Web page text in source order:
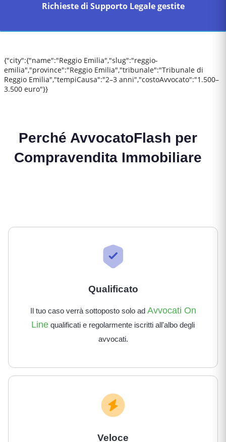
Richieste di Supporto Legale gestite
{"city":{"name":"Reggio Emilia","slug":"reggio-
emilia","province":"Reggio Emilia","tribunale":"Tribunale di
Reggio Emilia","tempiCausa":"2–3 anni","costoAvvocato":"1.500–
3.500 euro"}}
Perché AvvocatoFlash per
Compravendita Immobiliare
Qualificato
Il tuo caso verrà sottoposto solo ad Avvocati On
Line qualificati e regolarmente iscritti all'albo degli
avvocati.
Veloce